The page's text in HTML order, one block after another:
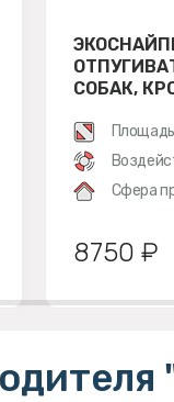
СОБАК,
Сфера
8750 ₽